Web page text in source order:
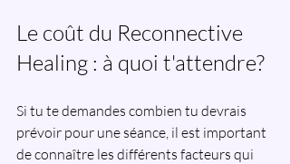
Le coût du Reconnective
Healing : à quoi t'attendre?
Si tu te demandes combien tu devrais
prévoir pour une séance, il est important
de connaître les différents facteurs qui